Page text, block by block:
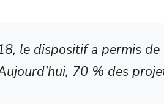
le dispositif a permis
70 % des